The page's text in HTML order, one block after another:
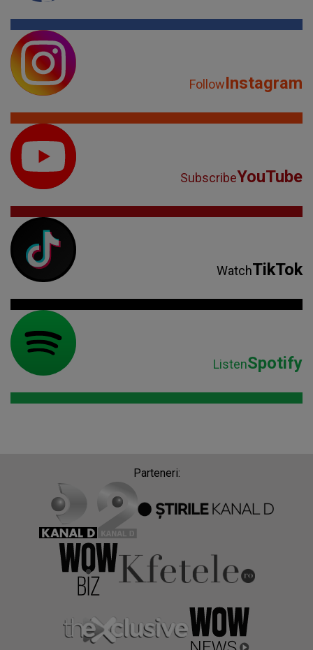
FollowInstagram
SubscribeYouTube
WatchTikTok
ListenSpotify
Parteneri: